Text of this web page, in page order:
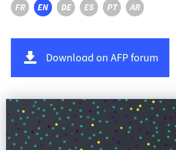
FR EN DE ES PT AR
Download on AFP forum